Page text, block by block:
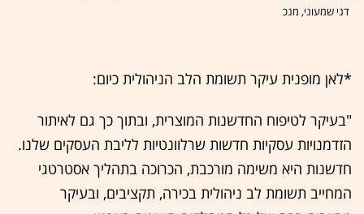
דני שמעוני, מנכ
*לאן מופנית עיקר תשומת הלב הניהולית כיום:
"בעיקר לטיפוח החדשנות המוצרית, ובתוך כך גם לאיתור
הזדמנויות עסקיות חדשות שרלוונטיות לליבת העסקים שלנו.
חדשנות היא משימה מורכבת, הכרוכה בתהליך אסטרטגי
המחייב תשומת לב ניהולית בכירה, תקציבים, ובעיקר